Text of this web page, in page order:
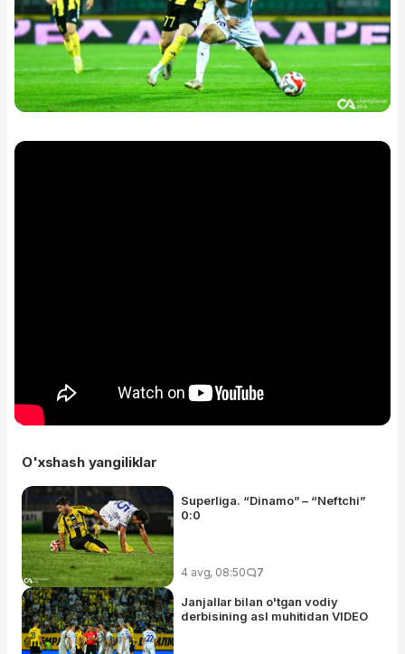
O'xshash yangiliklar
Superliga. “Dinamo” – “Neftchi”
0:0
4 avg, 08:50 7
Janjallar bilan o'tgan vodiy
derbisining asl muhitidan VIDEO